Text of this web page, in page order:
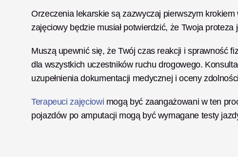
Orzeczenia lekarskie są zazwyczaj pierwszym
zajęciowy będzie musiał potwierdzić, że Twoja
Muszą upewnić się, że Twój czas reakcji i sprawność
dla wszystkich uczestników ruchu drogowego.
uzupełnienia dokumentacji medycznej i oceny
Terapeuci zajęciowi mogą być zaangażowani w ten
pojazdów po amputacji mogą być wymagane testy